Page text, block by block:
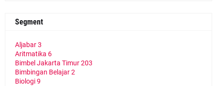
Segment
Aljabar3
Aritmatika 6
Bimbel Jakarta Timur203
Bimbingan Belajar2
Biologi9